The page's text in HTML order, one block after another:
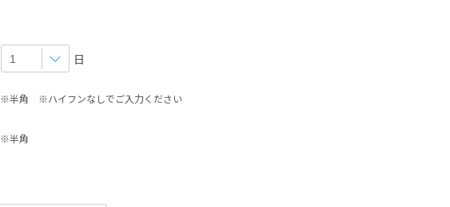
日
※半角 ※ハイフンなしでご入力ください
※半角